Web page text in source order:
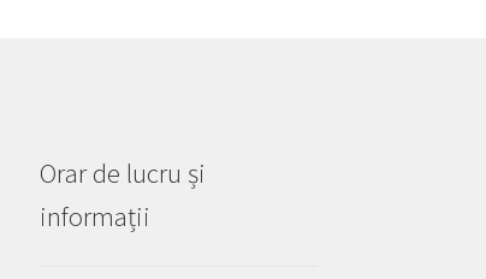
Orar de lucru și
informații